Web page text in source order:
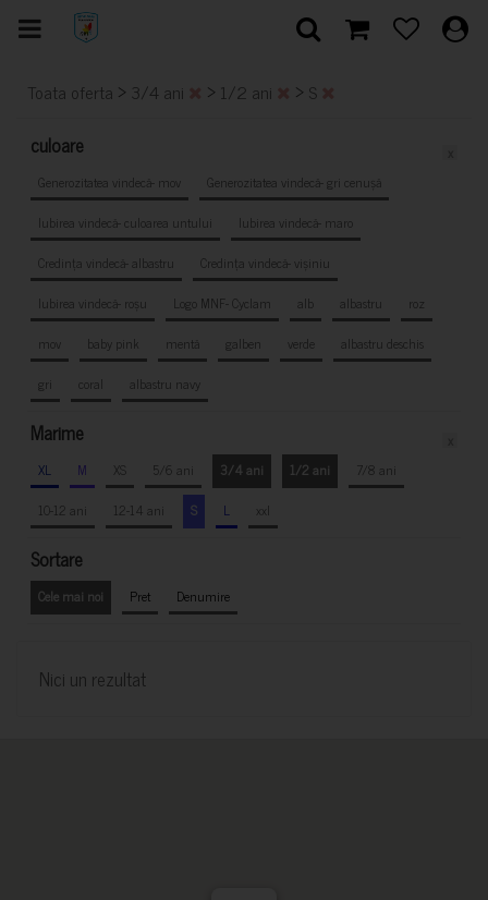
Toata oferta > 3/4 ani > 1/2 ani > S
culoare
Generozitatea vindecă- mov
Generozitatea vindecă- gri cenușă
Iubirea vindecă- culoarea untului
Iubirea vindecă- maro
Credința vindecă- albastru
Credința vindecă- vișiniu
Iubirea vindecă- roșu
Logo MNF- Cyclam alb albastru
roz
mov
baby pink mentă galben verde
albastru deschis
gri
coral albastru navy
Marime
XL M XS 5/6 ani 3/4 ani 1/2 ani
7/8 ani
10-12 ani
12-14 ani S L xxl
Sortare
Cele mai noi Pret Denumire
Nici un rezultat